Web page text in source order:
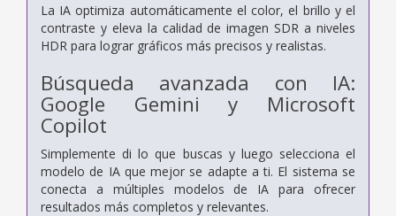
La IA optimiza automáticamente el color, el brillo y el
contraste y eleva la calidad de imagen SDR a niveles
HDR para lograr gráficos más precisos y realistas.
Búsqueda avanzada con IA:
Google Gemini y Microsoft
Copilot
Simplemente di lo que buscas y luego selecciona el
modelo de IA que mejor se adapte a ti. El sistema se
conecta a múltiples modelos de IA para ofrecer
resultados más completos y relevantes.